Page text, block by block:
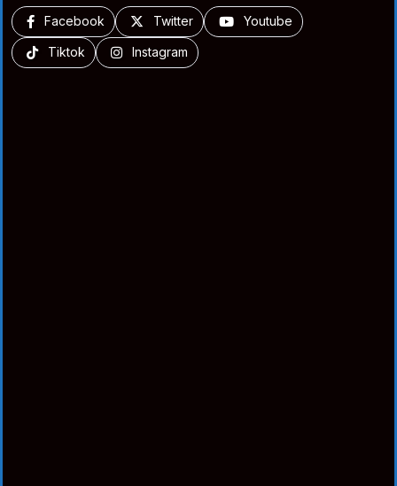
Facebook Twitter Youtube
Tiktok Instagram